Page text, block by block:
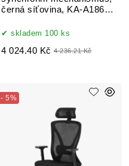
černá síťovina, KA-A186
skladem 100 ks
4 024.40 Kč 4 236.21 Kč
- 5%